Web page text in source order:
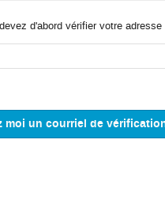
d'abord vérifier votre